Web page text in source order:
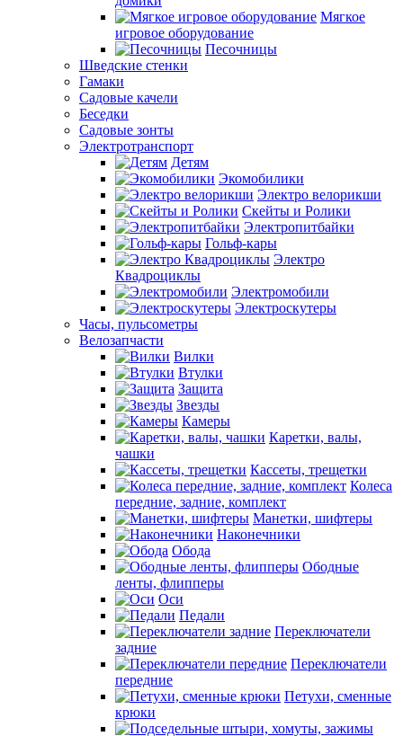
Мягкое
игровое оборудование
Песочницы
Шведские стенки
Гамаки
Садовые качели
Беседки
Садовые зонты
Электротранспорт
Детям
Экомобилики
Электро велорикши
Скейты и Ролики
Электропитбайки
Гольф-кары
Электро
Квадроциклы
Электромобили
Электроскутеры
Часы, пульсометры
Велозапчасти
Вилки
Втулки
Защита
Звезды
Камеры
Каретки, валы,
чашки
Кассеты, трещетки
Колеса
передние, задние, комплект
Манетки, шифтеры
Наконечники
Обода
Ободные
ленты, флипперы
Оси
Педали
Переключатели
задние
Переключатели
передние
Петухи, сменные
крюки